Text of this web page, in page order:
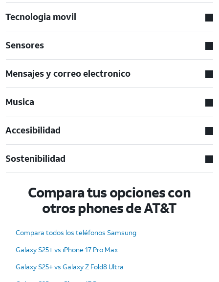
Tecnologia movil
Sensores
Mensajes y correo electronico
Musica
Accesibilidad
Sostenibilidad
Compara tus opciones con
otros phones de AT&T
Compara todos los teléfonos Samsung
Galaxy S25+ vs iPhone 17 Pro Max
Galaxy S25+ vs Galaxy Z Fold8 Ultra